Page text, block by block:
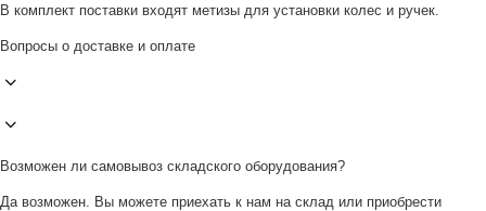
В комплект поставки входят метизы для установки колес и ручек.
Вопросы о доставке и оплате
Возможен ли самовывоз складского оборудования?
Да возможен. Вы можете приехать к нам на склад или приобрести